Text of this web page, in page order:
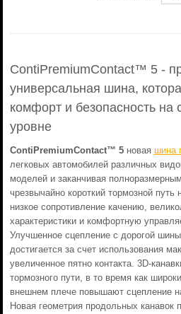
ContiPremiumContact™ 5 -
универсальная шина,
комфорт и безопасность на
уровне
ContiPremiumContact™ 5новая шина
легковых автомобилей различных
моделей и заканчивая
чрезвычайно короткий тормозной путь
низкое сопротивление качению,
характеристики и комфортную
Улучшенное сцепление с дорогой шины
достигается за счет использования
увеличенное пятно контакта. 3D-
тормозного пути, в то время как
внешнем плече повышают сцепление
Новая геометрия продольных канавок